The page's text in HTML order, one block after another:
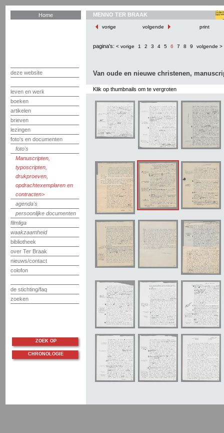
Home
deze website
leven en werk
boeken
artikelen
brieven
lezingen
foto's en documenten
foto's
Manuscripten,
typoscripten,
drukproeven,
opdrachtexemplaren en
contracten
agenda's
persoonlijke documenten
filmliga
waakzaamheid
bibliotheek
over Ter Braak
nieuws/contact
colofon
de stichting/faq
zoeken
MENNO TER BRAAK
vorige volgende print
pagina's: < vorige 1 2 3 4 5 6 7 8 9 volgende >
Van oude en nieuwe christenen,
Klik op thumbnails om te vergroten
ZOEK OP
CHRONOLOGIE